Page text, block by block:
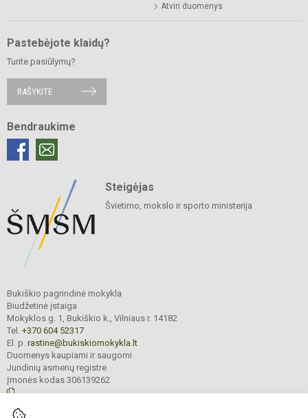
Atviri duomenys
Pastebėjote klaidų?
Turite pasiūlymų?
RAŠYKITE
Bendraukime
Steigėjas
Švietimo, mokslo ir sporto ministerija
Bukiškio pagrindinė mokykla
Biudžetinė įstaiga
Mokyklos g. 1, Bukiškio k., Vilniaus r. 14182
Tel. +370 604 52317
El. p. rastine@bukiskiomokykla.lt
Duomenys kaupiami ir saugomi
Juridinių asmenų registre
Įmonės kodas 306139262